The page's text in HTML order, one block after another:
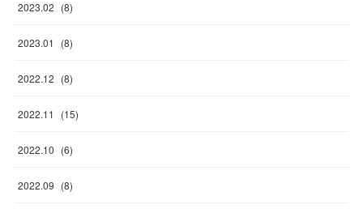
2023.02 (8)
2023.01 (8)
2022.12 (8)
2022.11 (15)
2022.10 (6)
2022.09 (8)